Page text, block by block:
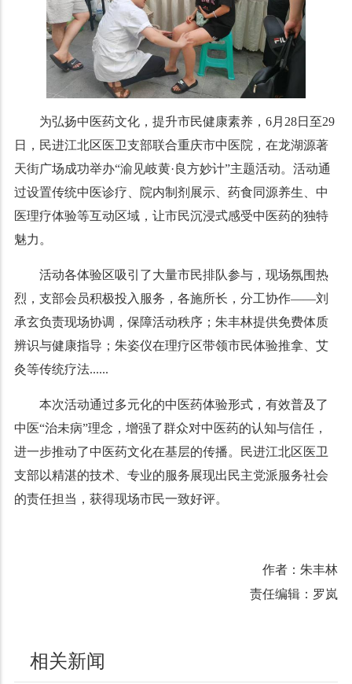
为弘扬中医药文化，提升市民健康素养，6月28日至29
日，民进江北区医卫支部联合重庆市中医院，在龙湖源著
天街广场成功举办“渝见岐黄·良方妙计”主题活动。活动通
过设置传统中医诊疗、院内制剂展示、药食同源养生、中
医理疗体验等互动区域，让市民沉浸式感受中医药的独特
魅力。
活动各体验区吸引了大量市民排队参与，现场氛围热
烈，支部会员积极投入服务，各施所长，分工协作——刘
承玄负责现场协调，保障活动秩序；朱丰林提供免费体质
辨识与健康指导；朱姿仪在理疗区带领市民体验推拿、艾
灸等传统疗法......
本次活动通过多元化的中医药体验形式，有效普及了
中医“治未病”理念，增强了群众对中医药的认知与信任，
进一步推动了中医药文化在基层的传播。民进江北区医卫
支部以精湛的技术、专业的服务展现出民主党派服务社会
的责任担当，获得现场市民一致好评。
作者：朱丰林
责任编辑：罗岚
相关新闻